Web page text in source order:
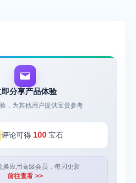
即分享产品体验
，为其他用户提供宝贵参考
评论可得 100宝石
换应用高级会员，每周更新
前往查看 >>